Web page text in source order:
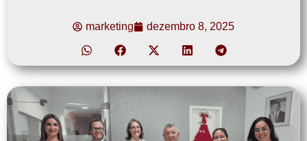
marketing dezembro 8, 2025